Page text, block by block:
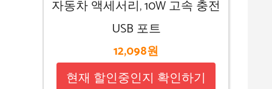
자동차 액세서리, 10W 고속 충전
USB 포트
12,098원
현재 할인중인지 확인하기